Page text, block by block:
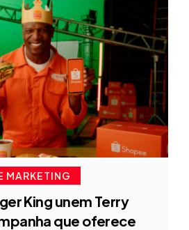
MARKETING
King unem Terry
que oferece